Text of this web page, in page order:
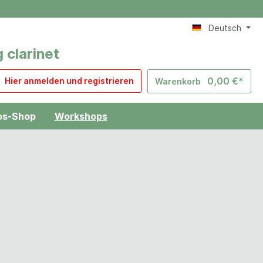
Deutsch
clarinet
Hier anmelden und registrieren Warenkorb 0,00 €*
Shop Workshops